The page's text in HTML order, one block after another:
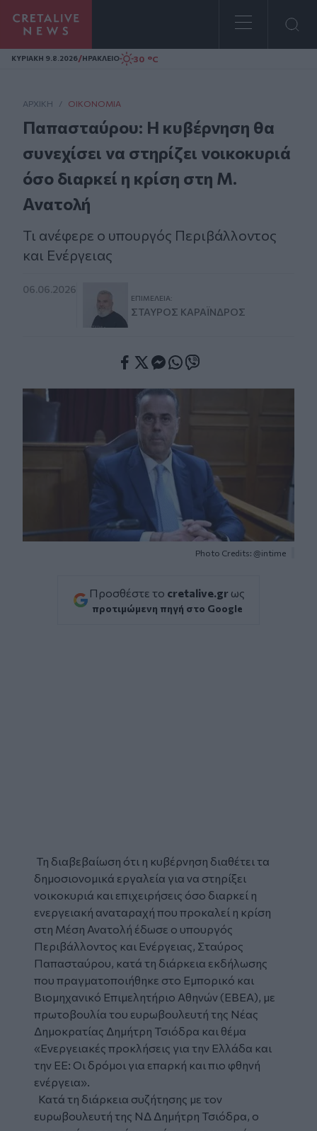
Homepage
ΚΥΡΙΑΚΗ 9.8.2026/ΗΡΑΚΛΕΙΟ 30 °C
ΑΡΧΙΚΗ / ΟΙΚΟΝΟΜΊΑ
Παπασταύρου: Η κυβέρνηση θα
συνεχίσει να στηρίζει νοικοκυριά
όσο διαρκεί η κρίση στη Μ.
Ανατολή
Τι ανέφερε ο υπουργός Περιβάλλοντος
και Ενέργειας
06.06.2026
ΕΠΙΜΈΛΕΙΑ:
ΣΤΑΎΡΟΣ ΚΑΡΑΪ́ΝΔΡΟΣ
Photo Credits: @intime
Προσθέστε το cretalive.gr ως
προτιμώμενη πηγή στο Google
Τη διαβεβαίωση ότι η κυβέρνηση διαθέτει τα
δημοσιονομικά εργαλεία για να στηρίξει
νοικοκυριά και επιχειρήσεις όσο διαρκεί η
ενεργειακή αναταραχή που προκαλεί η κρίση
στη Μέση Ανατολή έδωσε ο υπουργός
Περιβάλλοντος και Ενέργειας, Σταύρος
Παπασταύρου, κατά τη διάρκεια εκδήλωσης
που πραγματοποιήθηκε στο Εμπορικό και
Βιομηχανικό Επιμελητήριο Αθηνών (ΕΒΕΑ), με
πρωτοβουλία του ευρωβουλευτή της Νέας
Δημοκρατίας Δημήτρη Τσιόδρα και θέμα
«Ενεργειακές προκλήσεις για την Ελλάδα και
την ΕΕ: Οι δρόμοι για επαρκή και πιο φθηνή
ενέργεια».
Κατά τη διάρκεια συζήτησης με τον
ευρωβουλευτή της ΝΔ Δημήτρη Τσιόδρα, ο